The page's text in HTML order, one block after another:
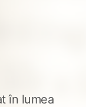
în lumea